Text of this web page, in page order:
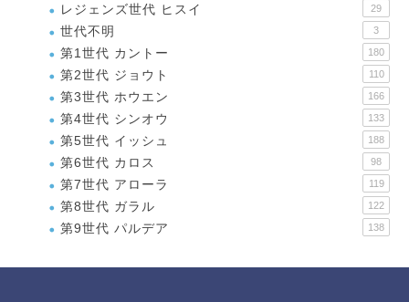
レジェンズ世代 ヒスイ 29
世代不明 3
第1世代 カントー 180
第2世代 ジョウト 110
第3世代 ホウエン 166
第4世代 シンオウ 133
第5世代 イッシュ 188
第6世代 カロス 98
第7世代 アローラ 119
第8世代 ガラル 122
第9世代 パルデア 138